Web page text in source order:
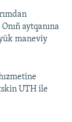
aytqanına
maneviy
UTH ile